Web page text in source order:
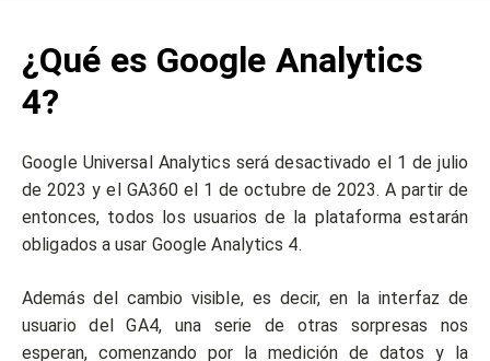
¿Qué es Google Analytics
4?
Google Universal Analytics será desactivado el 1 de julio
de 2023 y el GA360 el 1 de octubre de 2023. A partir de
entonces, todos los usuarios de la plataforma estarán
obligados a usar Google Analytics 4.
Además del cambio visible, es decir, en la interfaz de
usuario del GA4, una serie de otras sorpresas nos
esperan, comenzando por la medición de datos y la